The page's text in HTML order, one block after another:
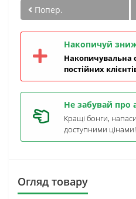
Попер.
Накопичуй
Накопичувальна
постійних
Не забувай про
Кращі бонги,
доступними цінами!
Огляд товару